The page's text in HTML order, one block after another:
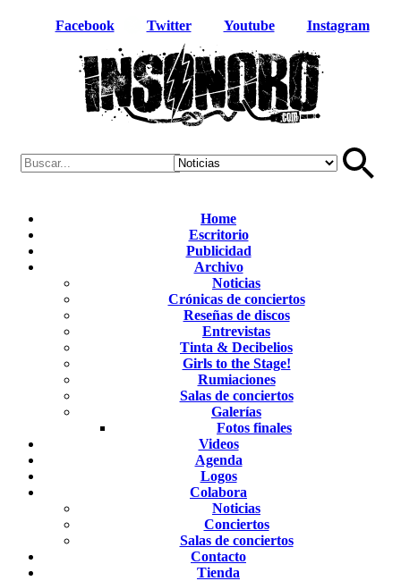
Facebook Twitter Youtube Instagram
Home
Escritorio
Publicidad
Archivo
Noticias
Crónicas de conciertos
Reseñas de discos
Entrevistas
Tinta & Decibelios
Girls to the Stage!
Rumiaciones
Salas de conciertos
Galerías
Fotos finales
Videos
Agenda
Logos
Colabora
Noticias
Conciertos
Salas de conciertos
Contacto
Tienda